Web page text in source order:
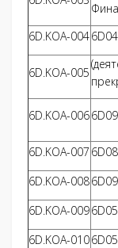
6D.KOA-004
6D.KOA-005
6D.KOA-006
6D.KOA-007
6D.KOA-008
6D.KOA-009
6D.KOA-010